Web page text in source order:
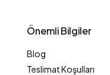
Önemli Bilgiler
Blog
Teslimat Koşulları